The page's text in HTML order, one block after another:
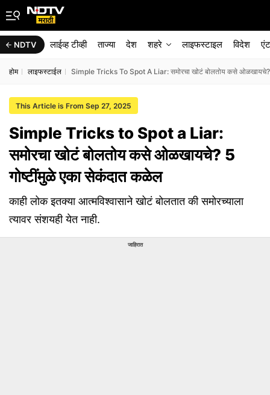
NDTV लाईव्ह टीव्ही ताज्या देश शहरे लाइफस्टाइल विदेश
होम लाइफस्टाईल Simple Tricks To Spot A Liar: समोरचा खोटं बोलतोय कसे ओळखायचे?
This Article is From Sep 27, 2025
Simple Tricks to Spot a Liar:
समोरचा खोटं बोलतोय कसे ओळखायचे? 5
गोष्टींमुळे एका सेकंदात कळेल
काही लोक इतक्या आत्मविश्वासाने खोटं बोलतात की समोरच्याला
त्यावर संशयही येत नाही.
जाहिरात